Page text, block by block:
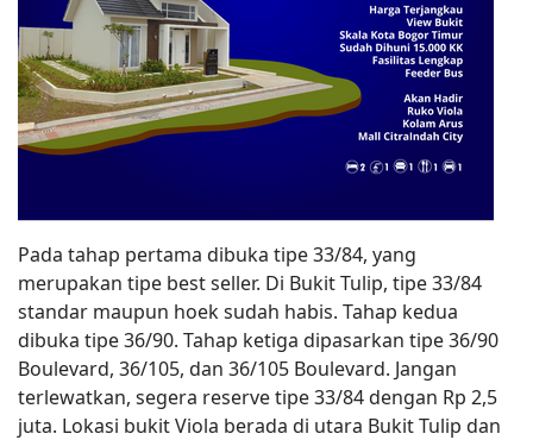
Pada tahap pertama dibuka tipe 33/84, yang
merupakan tipe best seller. Di Bukit Tulip, tipe 33/84
standar maupun hoek sudah habis. Tahap kedua
dibuka tipe 36/90. Tahap ketiga dipasarkan tipe 36/90
Boulevard, 36/105, dan 36/105 Boulevard. Jangan
terlewatkan, segera reserve tipe 33/84 dengan Rp 2,5
juta. Lokasi bukit Viola berada di utara Bukit Tulip dan